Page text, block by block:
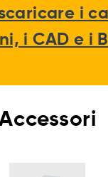
i
i CAD e i